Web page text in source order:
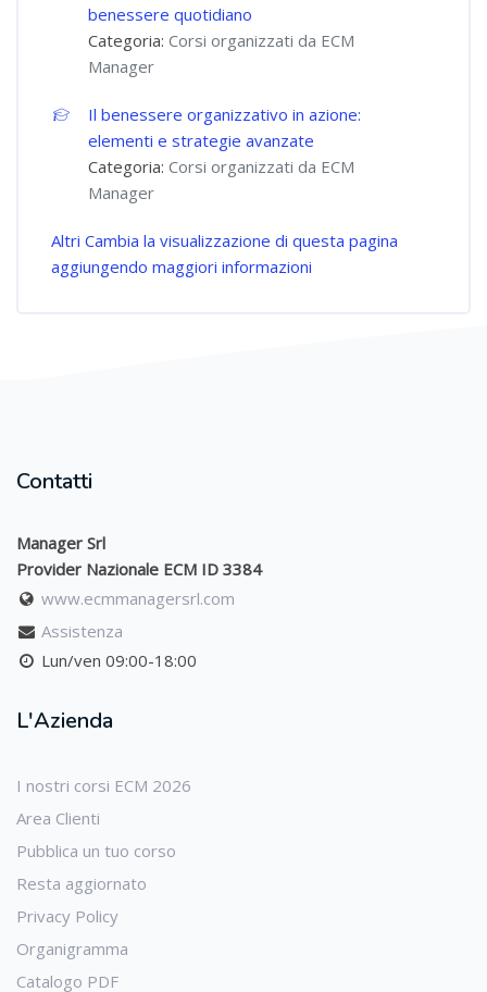
benessere quotidiano
Categoria:Corsi organizzati da ECM
Manager
Il benessere organizzativo in azione:
elementi e strategie avanzate
Categoria:Corsi organizzati da ECM
Manager
Altri Cambia la visualizzazione di questa pagina
aggiungendo maggiori informazioni
Contatti
Manager Srl
Provider Nazionale ECM ID 3384
www.ecmmanagersrl.com
Assistenza
Lun/ven 09:00-18:00
L'Azienda
I nostri corsi ECM 2026
Area Clienti
Pubblica un tuo corso
Resta aggiornato
Privacy Policy
Organigramma
Catalogo PDF